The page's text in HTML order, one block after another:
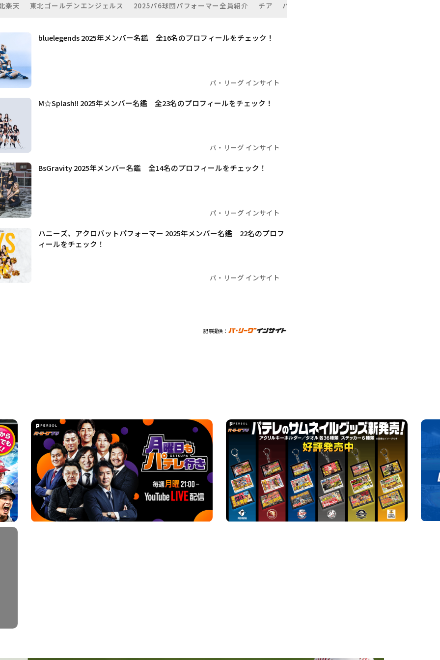
楽天 東北ゴールデンエンジェルス 2025パ6球団パフォーマー全員紹介 チア パフォーマー
bluelegends 2025年メンバー名鑑 全16名のプロフィールをチェック！
パ・リーグ インサイト
M☆Splash!! 2025年メンバー名鑑 全23名のプロフィールをチェック！
パ・リーグ インサイト
BsGravity 2025年メンバー名鑑 全14名のプロフィールをチェック！
パ・リーグ インサイト
ハニーズ、アクロバットパフォーマー 2025年メンバー名鑑 22名のプロフ
ィールをチェック！
パ・リーグ インサイト
記事提供：